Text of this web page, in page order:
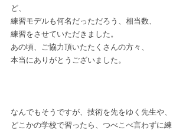
ど、
練習モデルも何名だっただろう、相当数、
練習をさせていただきました。
あの頃、ご協力頂いたたくさんの方々、
本当にありがとうございました。
なんでもそうですが、技術を先をゆく先生や、
どこかの学校で習ったら、つべこべ言わずに練